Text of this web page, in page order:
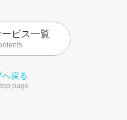
ビス一覧
へ戻る
page